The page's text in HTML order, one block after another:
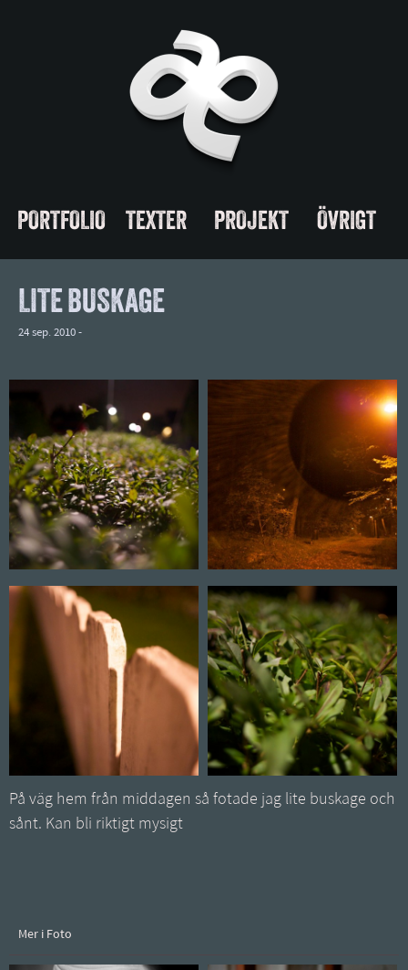
PORTFOLIO TEXTER PROJEKT ÖVRIGT
LITE BUSKAGE
24 sep. 2010 -
På väg hem från middagen så fotade jag lite buskage och
sånt. Kan bli riktigt mysigt
Mer i Foto